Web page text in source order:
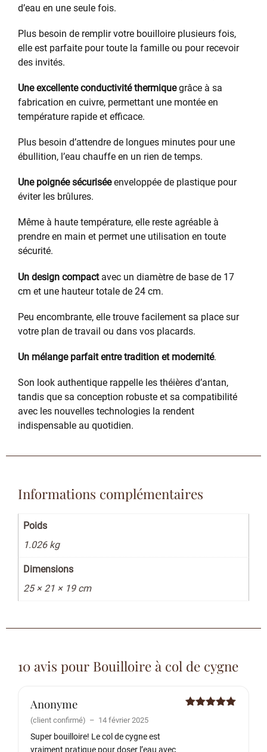
d’eau en une seule fois.
Plus besoin de remplir votre bouilloire plusieurs fois,
elle est parfaite pour toute la famille ou pour recevoir
des invités.
Une excellente conductivité thermiquegrâce à sa
fabrication en cuivre, permettant une montée en
température rapide et efficace.
Plus besoin d’attendre de longues minutes pour une
ébullition, l’eau chauffe en un rien de temps.
Une poignée sécuriséeenveloppée de plastique pour
éviter les brûlures.
Même à haute température, elle reste agréable à
prendre en main et permet une utilisation en toute
sécurité.
Un design compactavec un diamètre de base de 17
cm et une hauteur totale de 24 cm.
Peu encombrante, elle trouve facilement sa place sur
votre plan de travail ou dans vos placards.
Un mélange parfait entre tradition et modernité.
Son look authentique rappelle les théières d’antan,
tandis que sa conception robuste et sa compatibilité
avec les nouvelles technologies la rendent
indispensable au quotidien.
Informations complémentaires
Poids
1.026 kg
Dimensions
25 × 21 × 19 cm
10 avis pour Bouilloire à col de cygne
Anonyme
(client confirmé) – 14 février 2025
Super bouilloire! Le col de cygne est